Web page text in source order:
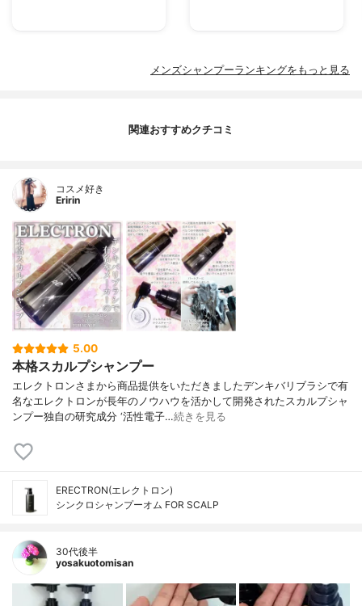
メンズシャンプーランキングをもっと見る
関連おすすめクチコミ
コスメ好き
Eririn
5.00
本格スカルプシャンプー
エレクトロンさまから商品提供をいただきましたデンキバリブラシで有
名なエレクトロンが長年のノウハウを活かして開発されたスカルプシャ
ンプー独自の研究成分 ‘活性電子…続きを見る
ERECTRON(エレクトロン)
シンクロシャンプーオム FOR SCALP
30代後半
yosakuotomisan